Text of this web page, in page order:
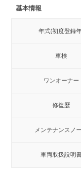
基本情報
年式(初度登録
車検
ワンオーナー
修復歴
メンテナンスノ
車両取扱説明